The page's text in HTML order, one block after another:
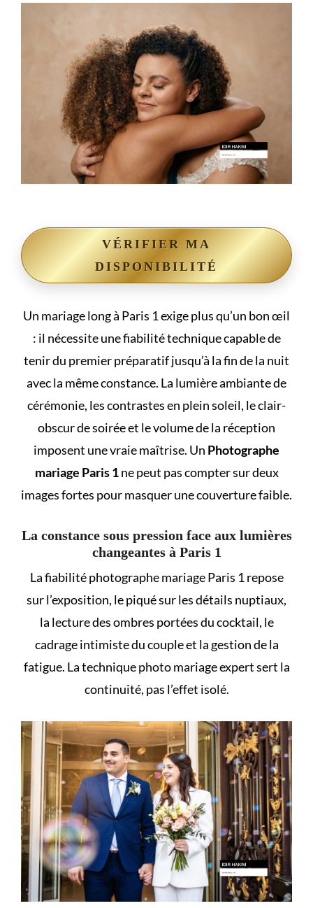
VÉRIFIER MA
DISPONIBILITÉ
Un mariage long à Paris 1 exige plus qu’un bon œil
: il nécessite une fiabilité technique capable de
tenir du premier préparatif jusqu’à la fin de la nuit
avec la même constance. La lumière ambiante de
cérémonie, les contrastes en plein soleil, le clair-
obscur de soirée et le volume de la réception
imposent une vraie maîtrise. Un Photographe
mariage Paris 1ne peut pas compter sur deux
images fortes pour masquer une couverture faible.
La constance sous pression face aux lumières
changeantes à Paris 1
La fiabilité photographe mariage Paris 1 repose
sur l’exposition, le piqué sur les détails nuptiaux,
la lecture des ombres portées du cocktail, le
cadrage intimiste du couple et la gestion de la
fatigue. La technique photo mariage expert sert la
continuité, pas l’effet isolé.